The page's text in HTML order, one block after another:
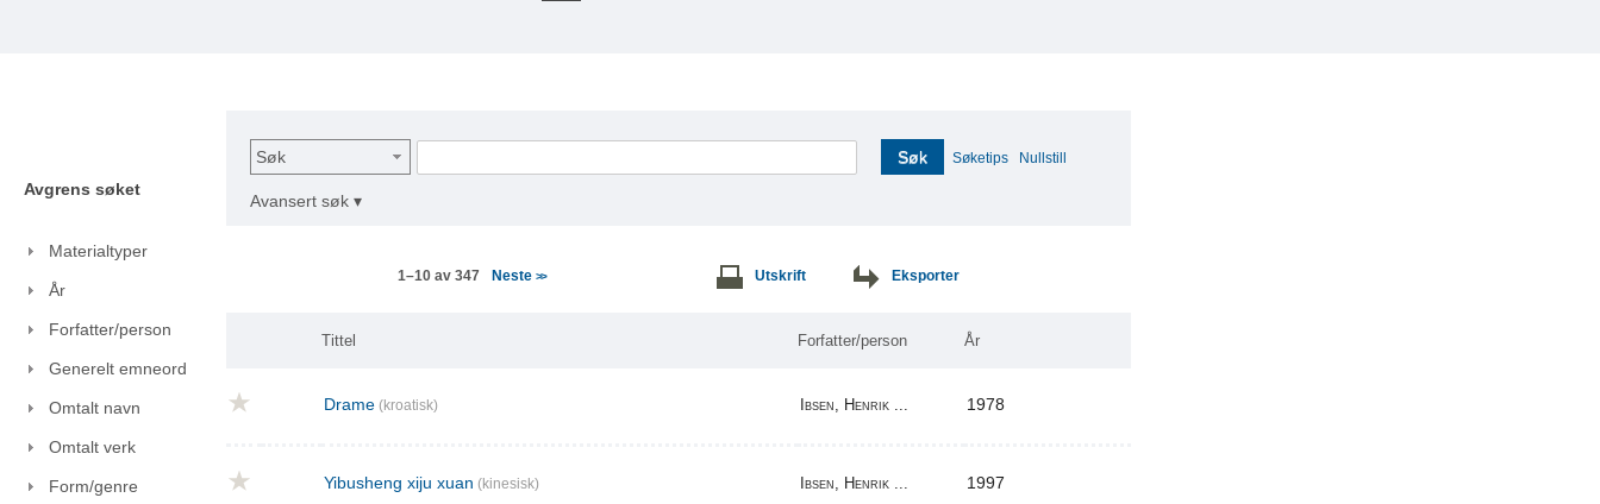
Avgrens søket
Materialtyper
År
Forfatter/person
Generelt emneord
Omtalt navn
Omtalt verk
Form/genre
Søk Søk Søketips Nullstill
Avansert søk ▾
1–10 av 347 Neste >> Utskrift Eksporter
Tittel Forfatter/person År
Drame (kroatisk) Ibsen, Henrik ... 1978
Yibusheng xiju xuan (kinesisk) Ibsen, Henrik ... 1997